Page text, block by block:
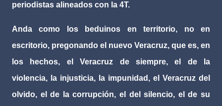
periodistas alineados con la 4T.
Anda como los beduinos en territorio, no en
escritorio, pregonando el nuevo Veracruz, que es, en
los hechos, el Veracruz de siempre, el de la
violencia, la injusticia, la impunidad, el Veracruz del
olvido, el de la corrupción, el del silencio, el de su